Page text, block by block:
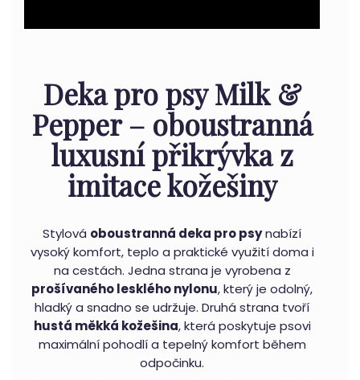
Deka pro psy Milk &
Pepper – oboustranná
luxusní přikrývka z
imitace kožešiny
Stylová oboustranná deka pro psynabízí
vysoký komfort, teplo a praktické využití doma i
na cestách. Jedna strana je vyrobena z
prošívaného lesklého nylonu, který je odolný,
hladký a snadno se udržuje. Druhá strana tvoří
hustá měkká kožešina, která poskytuje psovi
maximální pohodlí a tepelný komfort během
odpočinku.